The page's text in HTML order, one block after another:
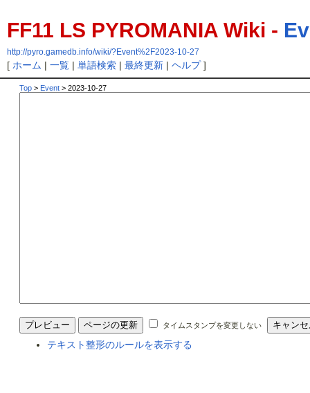
FF11 LS PYROMANIA Wiki -
http://pyro.gamedb.info/wiki/?Event%2F2023-10-27
[ ホーム | 一覧| 単語検索| 最終更新| ヘルプ]
Top > Event > 2023-10-27
タイムスタンプを変更しない
テキスト整形のルールを表示する